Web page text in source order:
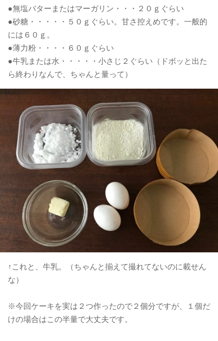
●無塩バターまたはマーガリン・・・２０ｇぐらい
●砂糖・・・・・５０ｇぐらい。甘さ控えめです。一般的
には６０ｇ。
●薄力粉・・・・６０ｇぐらい
●牛乳または水・・・・・小さじ２ぐらい（ドボッと出た
ら終わりなんで、ちゃんと量って）
↑これと、牛乳。（ちゃんと揃えて撮れてないのに載せん
な）
※今回ケーキを実は２つ作ったので２個分ですが、１個だ
けの場合はこの半量で大丈夫です。